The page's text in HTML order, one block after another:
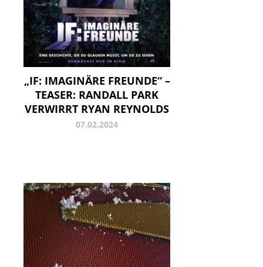
„IF: IMAGINÄRE FREUNDE“ –
TEASER: RANDALL PARK
VERWIRRT RYAN REYNOLDS
07.02.2024